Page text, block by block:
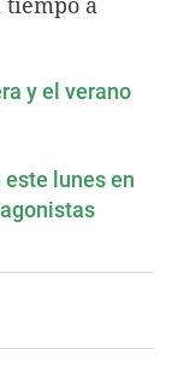
rosa de los vientos
el perro y el
de
Rioja
Vasco
y el verano
lunes en